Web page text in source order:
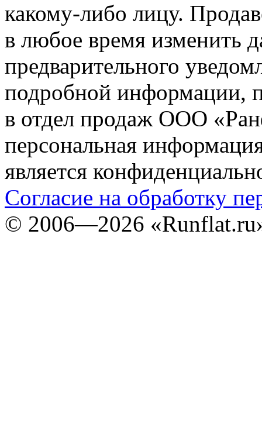
какому-либо лицу.
в любое время изменить
предварительного
подробной информации,
в отдел продаж ООО
персональная
является
Согласие на обработку
© 2006—2026